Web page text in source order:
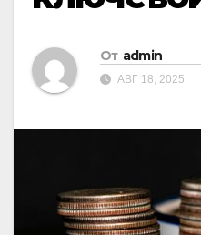
От admin
АВГ 18, 2025